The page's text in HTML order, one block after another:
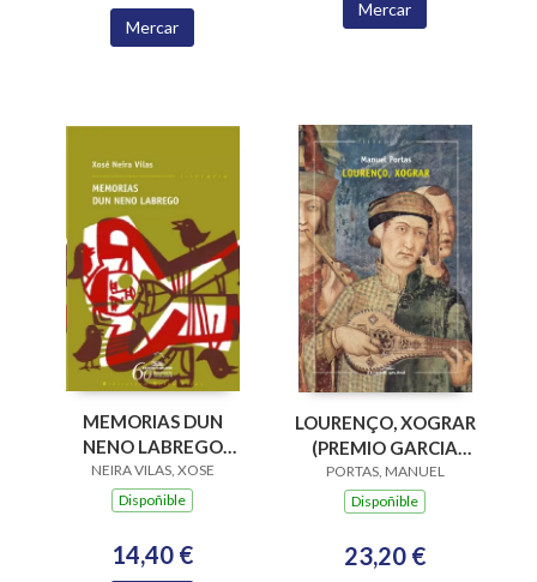
Mercar
Mercar
MEMORIAS DUN
NENO LABREGO
(B.N.VILAS)
NEIRA VILAS, XOSE
Dispoñible
14,40 €
LOURENÇO, XOGRAR
(PREMIO GARCIA
BARROS 2015)
PORTAS, MANUEL
Dispoñible
23,20 €